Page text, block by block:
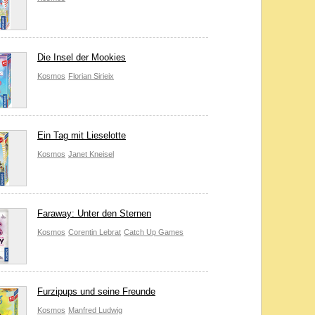
heute haben sich
man einen
dieser Zeit in puncto
In den 1950er- und
eine Nebenrolle im
der FirmaTM-
vom Stuttgarter
Die Insel der Mookies
Kosmos Florian Sirieix
Ein Tag mit Lieselotte
Kosmos Janet Kneisel
Faraway: Unter den Sternen
Kosmos Corentin Lebrat Catch Up Games
Furzipups und seine Freunde
Kosmos Manfred Ludwig